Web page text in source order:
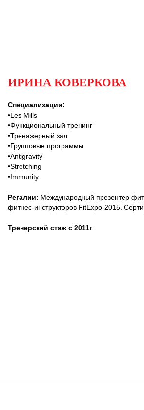
ИРИНА КОВЕРКОВА
Специализации:
•Les Mills
•Функциональный тренинг
•Тренажерный зал
•Групповые программы
•Аntigravity
•Stretching
•Immunity
Регалии: Международный презентер
фитнес-инструкторов FitExpo-2015.
Тренерский стаж с 2011г